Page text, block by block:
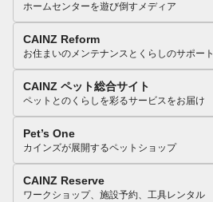
ホームセンターを遊び倒すメディア
CAINZ Reform
お住まいのメンテナンスとくらしのサポート
CAINZ ペット総合サイト
ペットとのくらしを彩るサービスをお届け
Pet’s One
カインズが展開するペットショップ
CAINZ Reserve
ワークショップ、施設予約、工具レンタル